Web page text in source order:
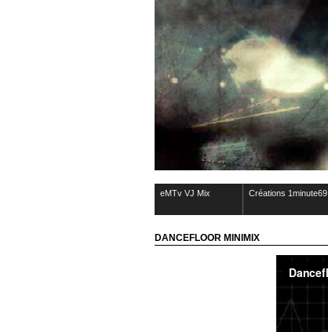
eMTv VJ Mix Créations 1minute69
DANCEFLOOR MINIMIX